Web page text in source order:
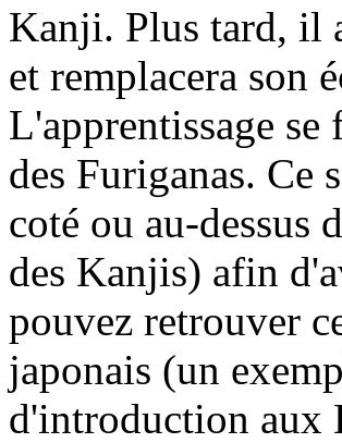
Kanji. Plus tard, il
et remplacera son
L'apprentissage
des Furiganas. Ce
coté ou au-dessus
des Kanjis) afin
pouvez retrouver
japonais (un
d'introduction aux